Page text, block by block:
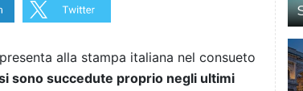
alla stampa italiana nel consueto
sono succedute proprio negli ultimi